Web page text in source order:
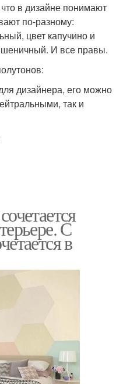
в дизайне понимают
по-разному:
цвет капучино и
И все правы.
дизайнера, его можно
так и
С
в